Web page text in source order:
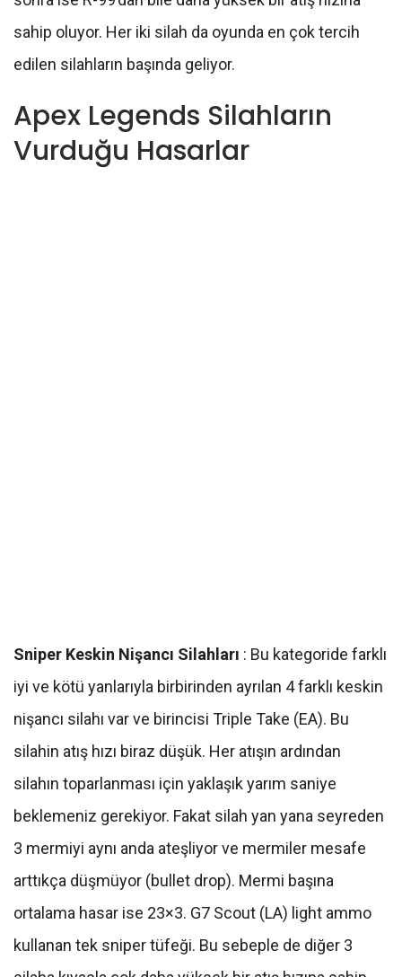
sahip oluyor. Her iki silah da oyunda en çok tercih
edilen silahların başında geliyor.
Apex Legends Silahların
Vurduğu Hasarlar
Sniper Keskin Nişancı Silahları : Bu kategoride farklı
iyi ve kötü yanlarıyla birbirinden ayrılan 4 farklı keskin
nişancı silahı var ve birincisi Triple Take (EA). Bu
silahin atış hızı biraz düşük. Her atışın ardından
silahın toparlanması için yaklaşık yarım saniye
beklemeniz gerekiyor. Fakat silah yan yana seyreden
3 mermiyi aynı anda ateşliyor ve mermiler mesafe
arttıkça düşmüyor (bullet drop). Mermi başına
ortalama hasar ise 23×3. G7 Scout (LA) light ammo
kullanan tek sniper tüfeği. Bu sebeple de diğer 3